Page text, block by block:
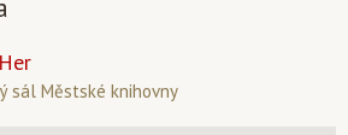
sál Městské knihovny